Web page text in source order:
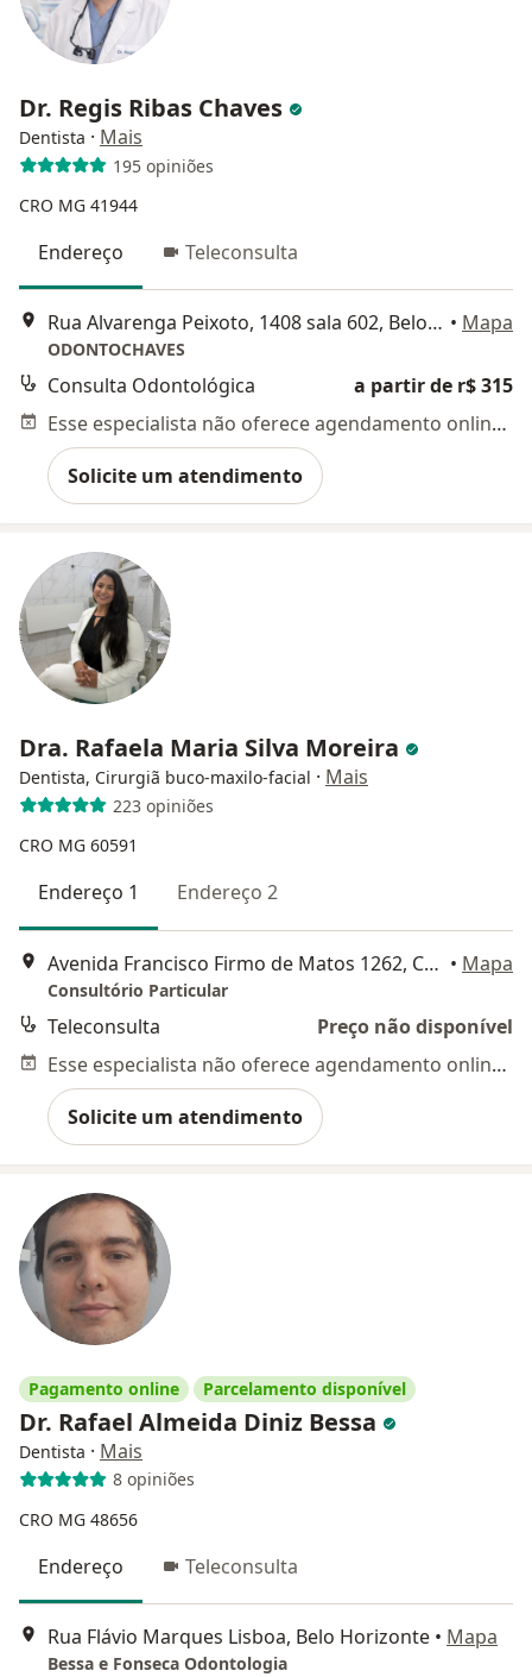
Dr. Regis Ribas Chaves
Dentista · Mais
195 opiniões
CRO MG 41944
Endereço Teleconsulta
Rua Alvarenga Peixoto, 1408 sala 602, Belo Horizonte • Mapa
ODONTOCHAVES
Consulta Odontológica
a partir de r$ 315
Esse especialista não oferece agendamento online para esse endereço.
Solicite um atendimento
Dra. Rafaela Maria Silva Moreira
Dentista, Cirurgiã buco-maxilo-facial · Mais
223 opiniões
CRO MG 60591
Endereço 1 Endereço 2
Avenida Francisco Firmo de Matos 1262, Contagem • Mapa
Consultório Particular
Teleconsulta
Preço não disponível
Esse especialista não oferece agendamento online para esse endereço.
Solicite um atendimento
Pagamento online Parcelamento disponível
Dr. Rafael Almeida Diniz Bessa
Dentista · Mais
8 opiniões
CRO MG 48656
Endereço Teleconsulta
Rua Flávio Marques Lisboa, Belo Horizonte • Mapa
Bessa e Fonseca Odontologia